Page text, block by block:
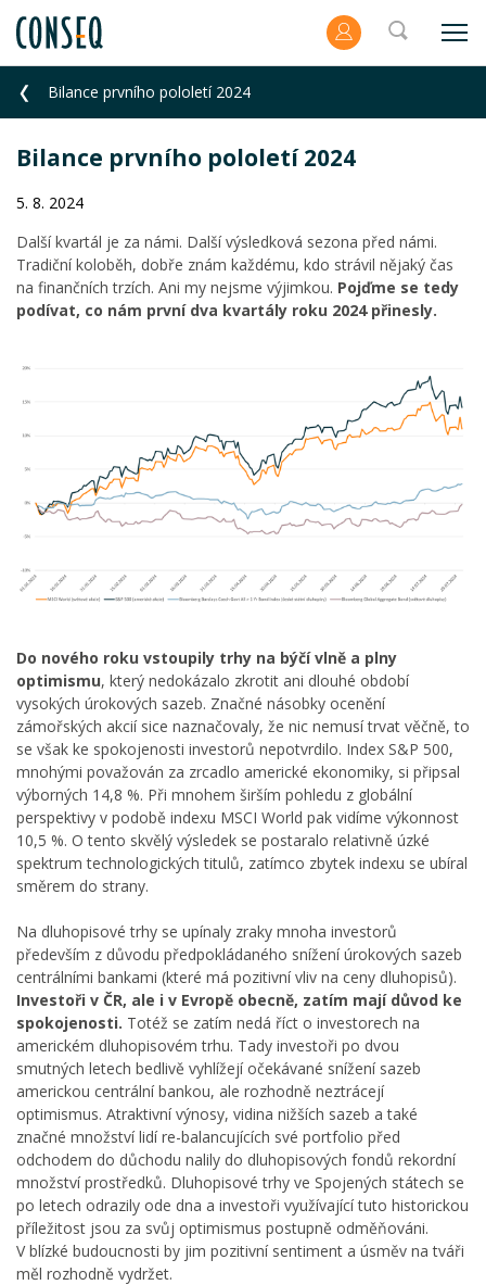
Bilance prvního pololetí 2024
Bilance prvního pololetí 2024
5. 8. 2024
Další kvartál je za námi. Další výsledková sezona před námi.
Tradiční koloběh, dobře znám každému, kdo strávil nějaký čas
na finančních trzích. Ani my nejsme výjimkou. Pojďme se tedy
podívat, co nám první dva kvartály roku 2024 přinesly.
Do nového roku vstoupily trhy na býčí vlně a plny
optimismu, který nedokázalo zkrotit ani dlouhé období
vysokých úrokových sazeb. Značné násobky ocenění
zámořských akcií sice naznačovaly, že nic nemusí trvat věčně, to
se však ke spokojenosti investorů nepotvrdilo. Index S&P 500,
mnohými považován za zrcadlo americké ekonomiky, si připsal
výborných 14,8 %. Při mnohem širším pohledu z globální
perspektivy v podobě indexu MSCI World pak vidíme výkonnost
10,5 %. O tento skvělý výsledek se postaralo relativně úzké
spektrum technologických titulů, zatímco zbytek indexu se ubíral
směrem do strany.
Na dluhopisové trhy se upínaly zraky mnoha investorů
především z důvodu předpokládaného snížení úrokových sazeb
centrálními bankami (které má pozitivní vliv na ceny dluhopisů).
Investoři v ČR, ale i v Evropě obecně, zatím mají důvod ke
spokojenosti. Totéž se zatím nedá říct o investorech na
americkém dluhopisovém trhu. Tady investoři po dvou
smutných letech bedlivě vyhlížejí očekávané snížení sazeb
americkou centrální bankou, ale rozhodně neztrácejí
optimismus. Atraktivní výnosy, vidina nižších sazeb a také
značné množství lidí re-balancujících své portfolio před
odchodem do důchodu nalily do dluhopisových fondů rekordní
množství prostředků. Dluhopisové trhy ve Spojených státech se
po letech odrazily ode dna a investoři využívající tuto historickou
příležitost jsou za svůj optimismus postupně odměňováni.
V blízké budoucnosti by jim pozitivní sentiment a úsměv na tváři
měl rozhodně vydržet.